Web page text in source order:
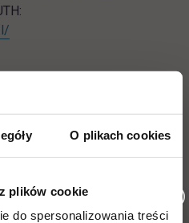
O plikach cookies
plików cookie
do spersonalizowania treści
: